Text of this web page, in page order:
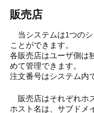
ス
キ
ッ
プ
販売店
当システムは1つの
ことができます。
各販売店はユーザ側は
めて管理できます。
注文番号はシステム内
販売店はそれぞれホ
ホスト名は、サブドメ